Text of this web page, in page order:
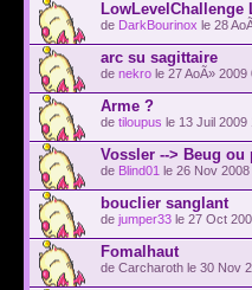
LowLevelChallenge
de DarkBourinox le 28
arc su sagittaire
de nekro le 27 AoÃ» 2009
Arme ?
de tiloupus le 13 Juil 2009
Vossler --> Beug ou
de Blind01 le 26 Nov
bouclier sanglant
de jumper33 le 27 Oct
Fomalhaut
de Carcharoth le 30 Nov